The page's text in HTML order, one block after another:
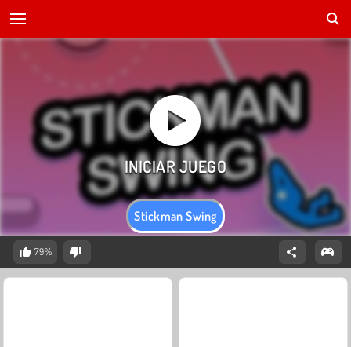
Stickman Swing
79%